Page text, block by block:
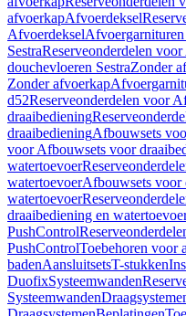
afvoerkapAfvoerdeksel
Afvoerdeksel
SestraReserveonderdelen
douchevloeren SestraZonder
Zonder afvoerkap
d52Reserveonderdelen voor
draaibediening
draaibedieningAfbouwsets
voor Afbouwsets voor
watertoevoer
watertoevoerAfbouwsets voor
watertoevoer
draaibediening en
PushControl
PushControlToebehoren voor
badenAansluitsetsT-stukken
DuofixSysteemwanden
Systeemwanden